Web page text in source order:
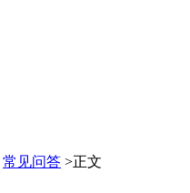
常见问答 >正文